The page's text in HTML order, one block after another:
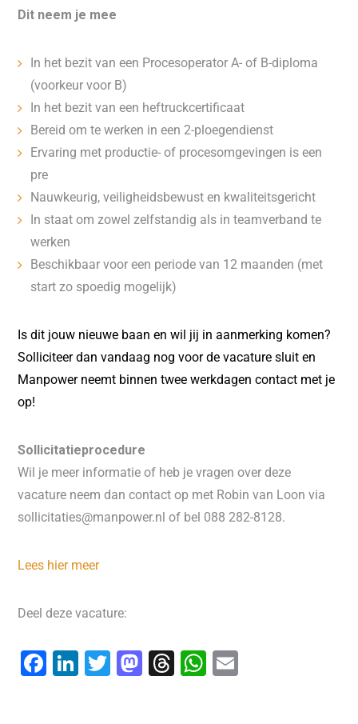
Dit neem je mee
In het bezit van een Procesoperator A- of B-diploma
(voorkeur voor B)
In het bezit van een heftruckcertificaat
Bereid om te werken in een 2-ploegendienst
Ervaring met productie- of procesomgevingen is een
pre
Nauwkeurig, veiligheidsbewust en kwaliteitsgericht
In staat om zowel zelfstandig als in teamverband te
werken
Beschikbaar voor een periode van 12 maanden (met
start zo spoedig mogelijk)
Is dit jouw nieuwe baan en wil jij in aanmerking komen?
Solliciteer dan vandaag nog voor de vacature sluit en
Manpower neemt binnen twee werkdagen contact met je
op!
Sollicitatieprocedure
Wil je meer informatie of heb je vragen over deze
vacature neem dan contact op met Robin van Loon via
sollicitaties@manpower.nl of bel 088 282-8128.
Lees hier meer
Deel deze vacature:
F
Li T
M T
W